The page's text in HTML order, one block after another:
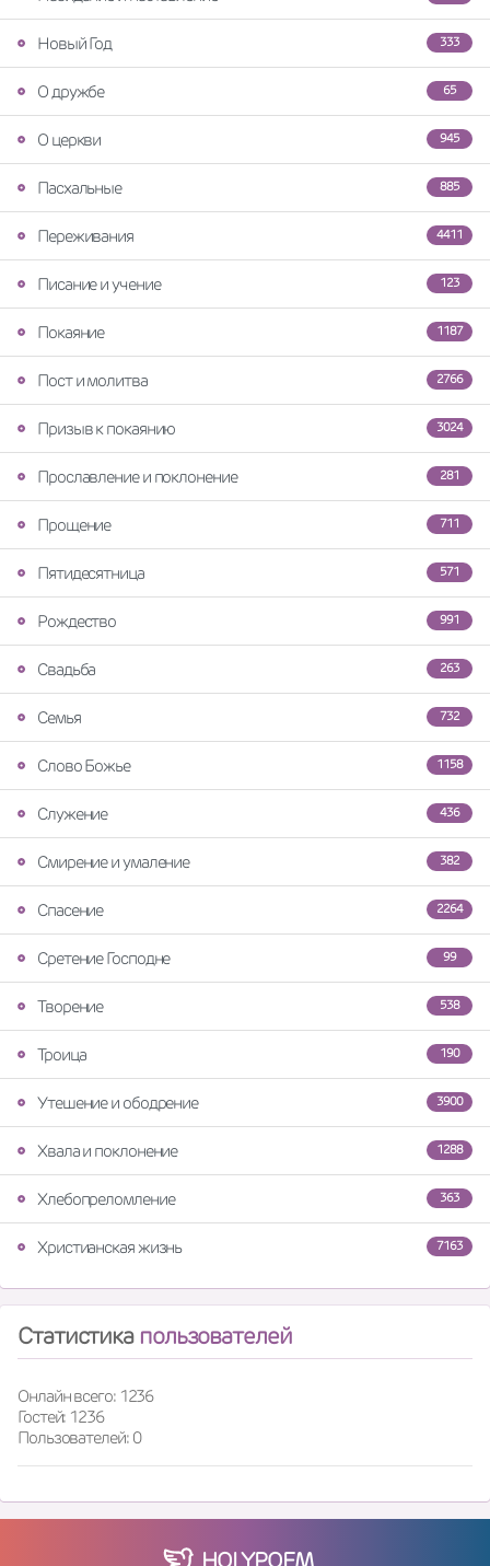
333
Новый Год
65
О дружбе
945
О церкви
885
Пасхальные
4411
Переживания
123
Писание и учение
1187
Покаяние
2766
Пост и молитва
3024
Призыв к покаянию
281
Прославление и поклонение
711
Прощение
571
Пятидесятница
991
Рождество
263
Свадьба
732
Семья
1158
Слово Божье
436
Служение
382
Смирение и умаление
2264
Спасение
99
Сретение Господне
538
Творение
190
Троица
3900
Утешение и ободрение
1288
Хвала и поклонение
363
Хлебопреломление
7163
Христианская жизнь
Статистика пользователей
Онлайн всего: 1236
Гостей: 1236
Пользователей: 0